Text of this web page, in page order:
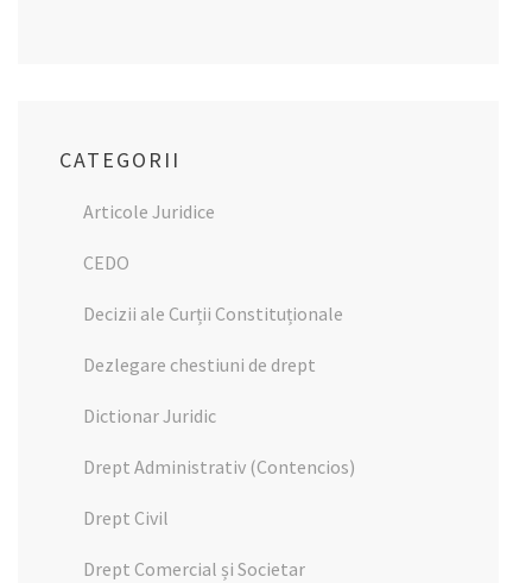
CATEGORII
Articole Juridice
CEDO
Decizii ale Curții Constituționale
Dezlegare chestiuni de drept
Dictionar Juridic
Drept Administrativ (Contencios)
Drept Civil
Drept Comercial și Societar